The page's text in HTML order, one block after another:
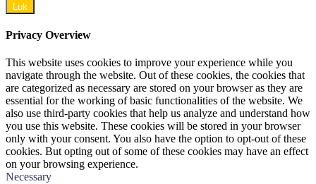
Luk
Privacy Overview
This website uses cookies to improve your experience while you
navigate through the website. Out of these cookies, the cookies that
are categorized as necessary are stored on your browser as they are
essential for the working of basic functionalities of the website. We
also use third-party cookies that help us analyze and understand how
you use this website. These cookies will be stored in your browser
only with your consent. You also have the option to opt-out of these
cookies. But opting out of some of these cookies may have an effect
on your browsing experience.
Necessary